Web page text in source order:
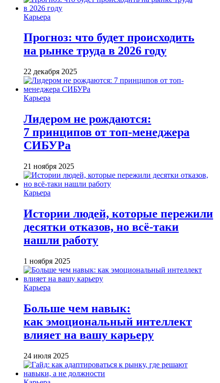
Карьера
Прогноз: что будет происходить
на рынке труда в 2026 году
22 декабря 2025
Карьера
Лидером не рождаются:
7 принципов от топ-менеджера
СИБУРа
21 ноября 2025
Карьера
Истории людей, которые пережили
десятки отказов, но всё-таки
нашли работу
1 ноября 2025
Карьера
Больше чем навык:
как эмоциональный интеллект
влияет на вашу карьеру
24 июля 2025